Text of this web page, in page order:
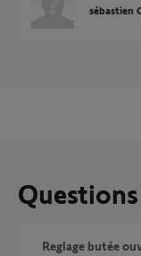
sébastien
reglage butée